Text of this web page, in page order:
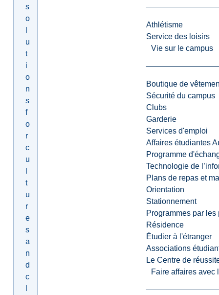
Athlétisme
Service des loisirs
Vie sur le campus
Boutique de
Sécurité du campus
Clubs
Garderie
Services d'emploi
Affaires étudiantes
Programme
Technologie de
Plans de repas et
Orientation
Stationnement
Programmes par les
Résidence
Étudier à l'étranger
Associations
Le Centre de
Faire affaires avec
s
o
u
t
i
o
n
s
f
o
r
c
u
t
u
r
e
s
a
n
d
c